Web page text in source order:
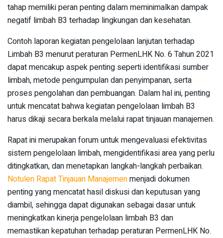
tahap memiliki peran penting dalam meminimalkan dampak
negatif limbah B3 terhadap lingkungan dan kesehatan.
Contoh laporan kegiatan pengelolaan lanjutan terhadap
Limbah B3 menurut peraturan PermenLHK No. 6 Tahun 2021
dapat mencakup aspek penting seperti identifikasi sumber
limbah, metode pengumpulan dan penyimpanan, serta
proses pengolahan dan pembuangan. Dalam hal ini, penting
untuk mencatat bahwa kegiatan pengelolaan limbah B3
harus dikaji secara berkala melalui rapat tinjauan manajemen.
Rapat ini merupakan forum untuk mengevaluasi efektivitas
sistem pengelolaan limbah, mengidentifikasi area yang perlu
ditingkatkan, dan menetapkan langkah-langkah perbaikan.
Notulen Rapat Tinjauan Manajemenmenjadi dokumen
penting yang mencatat hasil diskusi dan keputusan yang
diambil, sehingga dapat digunakan sebagai dasar untuk
meningkatkan kinerja pengelolaan limbah B3 dan
memastikan kepatuhan terhadap peraturan PermenLHK No.